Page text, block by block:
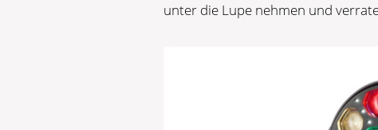
unter die Lupe nehmen und